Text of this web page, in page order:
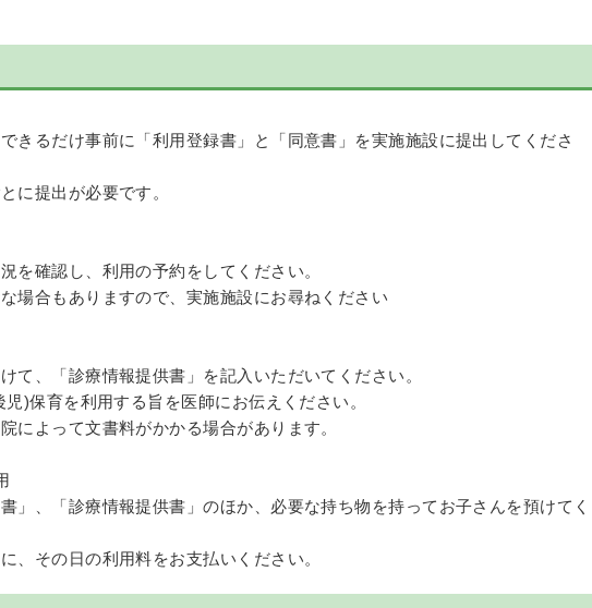
きるだけ事前に「利用登録書」と「同意書」を実施施設に提出してくださ
に提出が必要です。
を確認し、利用の予約をしてください。
場合もありますので、実施施設にお尋ねください
て、「診療情報提供書」を記入いただいてください。
)保育を利用する旨を医師にお伝えください。
によって文書料がかかる場合があります。
」、「診療情報提供書」のほか、必要な持ち物を持ってお子さんを預けてく
、その日の利用料をお支払いください。